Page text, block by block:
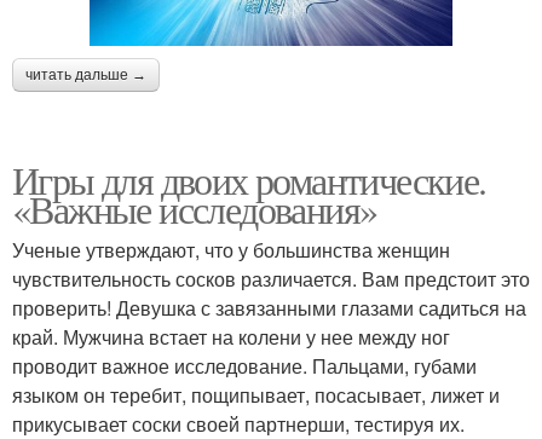
читать дальше →
Игры для двоих романтические.
«Важные исследования»
Ученые утверждают, что у большинства женщин
чувствительность сосков различается. Вам предстоит это
проверить! Девушка с завязанными глазами садиться на
край. Мужчина встает на колени у нее между ног
проводит важное исследование. Пальцами, губами
языком он теребит, пощипывает, посасывает, лижет и
прикусывает соски своей партнерши, тестируя их.